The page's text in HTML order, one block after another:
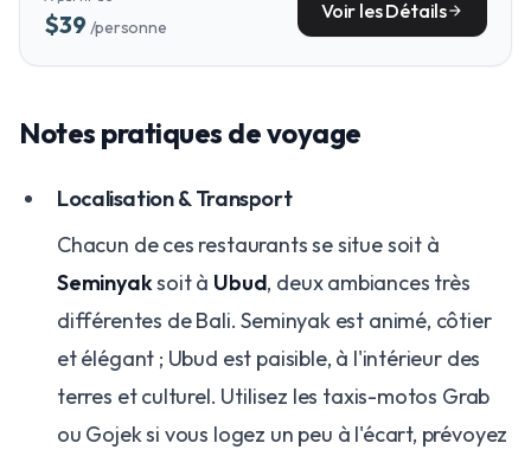
$39 /personne
Voir les Détailsarrow_forward
Notes pratiques de voyage
Localisation & Transport
Chacun de ces restaurants se situe soit à
Seminyaksoit à Ubud, deux ambiances très
différentes de Bali. Seminyak est animé, côtier
et élégant ; Ubud est paisible, à l'intérieur des
terres et culturel. Utilisez les taxis-motos Grab
ou Gojek si vous logez un peu à l'écart, prévoyez